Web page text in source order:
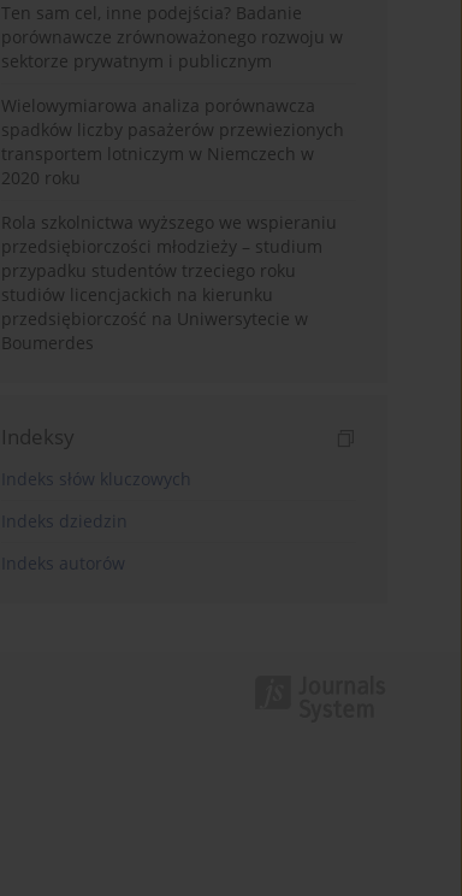
Ten sam cel, inne podejścia? Badanie
porównawcze zrównoważonego rozwoju w
sektorze prywatnym i publicznym
Wielowymiarowa analiza porównawcza
spadków liczby pasażerów przewiezionych
transportem lotniczym w Niemczech w
2020 roku
Rola szkolnictwa wyższego we wspieraniu
przedsiębiorczości młodzieży – studium
przypadku studentów trzeciego roku
studiów licencjackich na kierunku
przedsiębiorczość na Uniwersytecie w
Boumerdes
Indeksy
Indeks słów kluczowych
Indeks dziedzin
Indeks autorów